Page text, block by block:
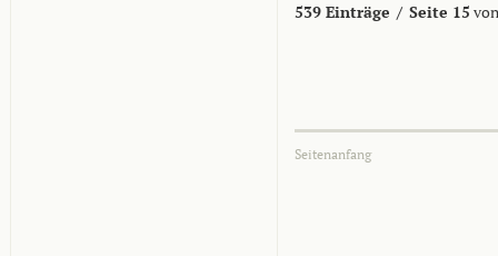
539 Einträge / Seite 15
Seitenanfang